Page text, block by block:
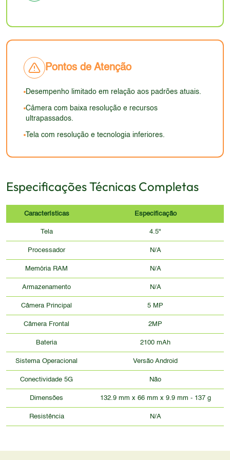
atuais, que utilizam materiais mais resistentes. O
design geral, em 2026, pareceria ultrapassado.
Pontos de Atenção
Desempenho limitado em relação aos padrões atuais.
Câmera com baixa resolução e recursos
ultrapassados.
Tela com resolução e tecnologia inferiores.
Especificações Técnicas Completas
Características Especificação
Tela 4.5"
Processador N/A
Memória RAM N/A
Armazenamento N/A
Câmera Principal 5 MP
Câmera Frontal 2MP
Bateria 2100 mAh
Sistema Operacional Versão Android
Conectividade 5G Não
Dimensões 132.9 mm x 66 mm x 9.9 mm - 137 g
Resistência N/A